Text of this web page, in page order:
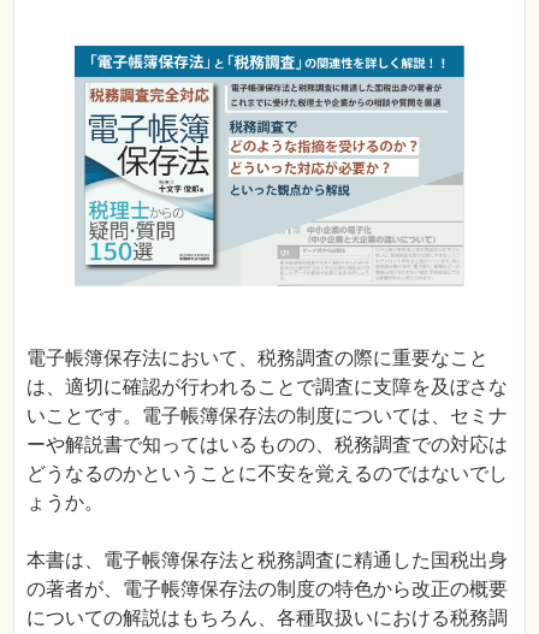
電子帳簿保存法において、税務調査の際に重要なこと
は、適切に確認が行われることで調査に支障を及ぼさな
いことです。電子帳簿保存法の制度については、セミナ
ーや解説書で知ってはいるものの、税務調査での対応は
どうなるのかということに不安を覚えるのではないでし
ょうか。
本書は、電子帳簿保存法と税務調査に精通した国税出身
の著者が、電子帳簿保存法の制度の特色から改正の概要
についての解説はもちろん、各種取扱いにおける税務調